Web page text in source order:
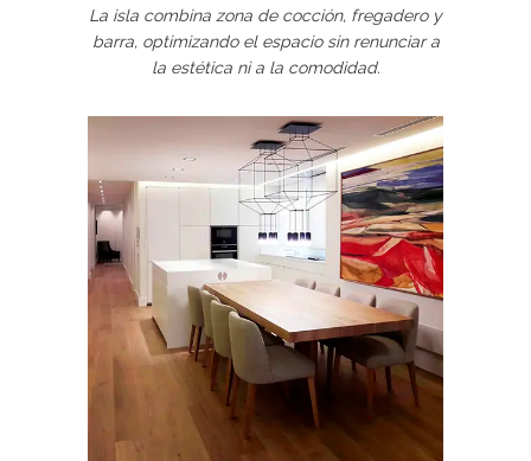
La isla combina zona de cocción, fregadero y
barra, optimizando el espacio sin renunciar a
la estética ni a la comodidad.